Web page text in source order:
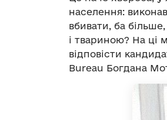
населення:
вбивати, ба
і твариною? На ці
відповісти
Bureau Богдана